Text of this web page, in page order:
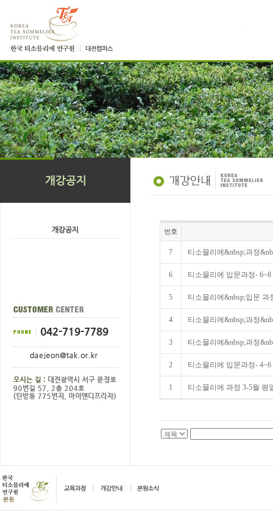
번호
7 티소믈리에&nbsp;과정
6 티소믈리에 입문과정-
5 티소믈리에&nbsp;입문 과
4 티소믈리에&nbsp;과정
3 티소믈리에&nbsp;과정
2 티소믈리에 입문과정-
1 티소믈리에 과정 3-5월 평